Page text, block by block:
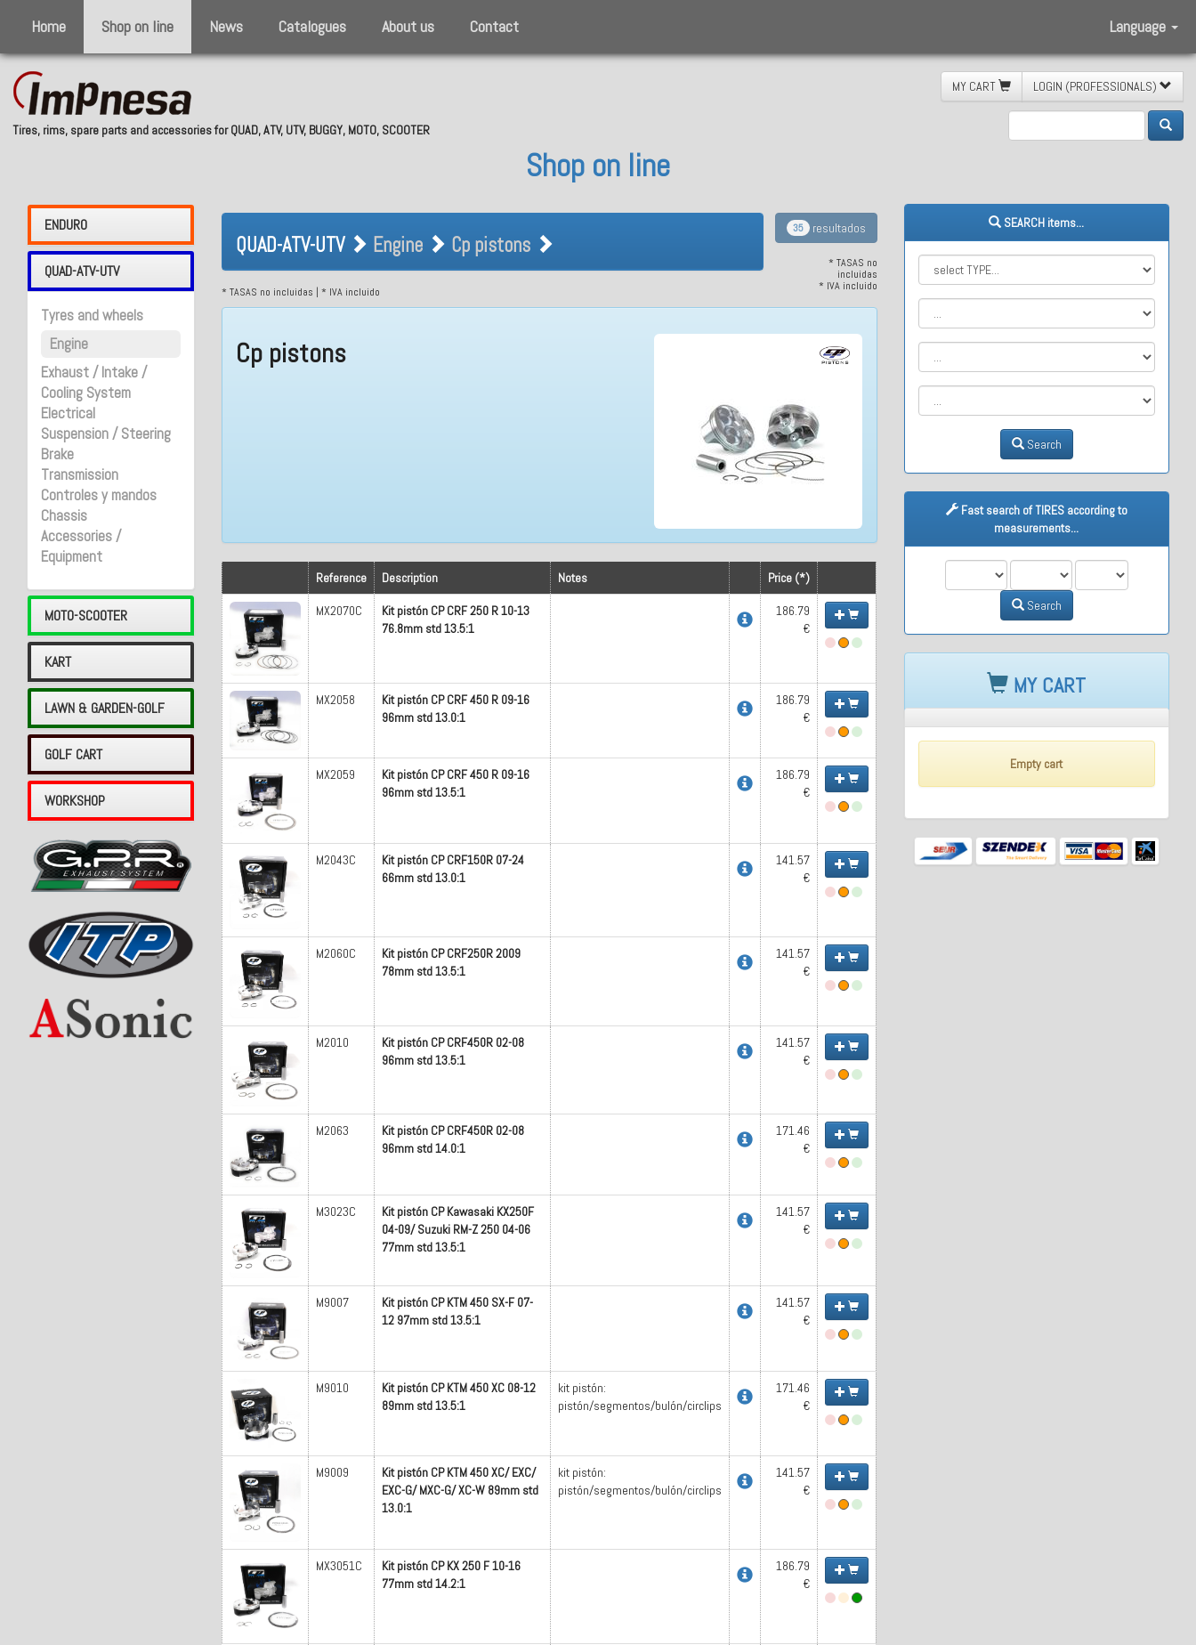
Home Shop on line News Catalogues About us Contact Language
Tires, rims, spare parts and accessories for QUAD, ATV, UTV, BUGGY, MOTO, SCOOTER
MY CART LOGIN (PROFESSIONALS)
Shop on line
ENDURO
QUAD-ATV-UTV
Tyres and wheels
Engine
Exhaust / Intake /
Cooling System
Electrical
Suspension / Steering
Brake
Transmission
Controles y mandos
Chassis
Accessories /
Equipment
MOTO-SCOOTER
KART
LAWN & GARDEN-GOLF
GOLF CART
WORKSHOP
QUAD-ATV-UTV Engine Cp pistons
QUAD-ATV-UTV Engine Cp pistons
35 resultados
* TASAS no
incluidas
* IVA incluido
* TASAS no incluidas | * IVA incluido
Cp pistons
Reference Description Notes Price (*)
MX2070C
Kit pistón CP CRF 250 R 10-13
76.8mm std 13.5:1
186.79
€
MX2058
Kit pistón CP CRF 450 R 09-16
96mm std 13.0:1
186.79
€
MX2059
Kit pistón CP CRF 450 R 09-16
96mm std 13.5:1
186.79
€
M2043C
Kit pistón CP CRF150R 07-24
66mm std 13.0:1
141.57
€
M2060C
Kit pistón CP CRF250R 2009
78mm std 13.5:1
141.57
€
M2010
Kit pistón CP CRF450R 02-08
96mm std 13.5:1
141.57
€
M2063
Kit pistón CP CRF450R 02-08
96mm std 14.0:1
171.46
€
M3023C
Kit pistón CP Kawasaki KX250F
04-09/ Suzuki RM-Z 250 04-06
77mm std 13.5:1
141.57
€
M9007
Kit pistón CP KTM 450 SX-F 07-
12 97mm std 13.5:1
141.57
€
M9010
Kit pistón CP KTM 450 XC 08-12
89mm std 13.5:1
kit pistón:
pistón/segmentos/bulón/circlips
171.46
€
M9009
Kit pistón CP KTM 450 XC/ EXC/
EXC-G/ MXC-G/ XC-W 89mm std
13.0:1
kit pistón:
pistón/segmentos/bulón/circlips
141.57
€
MX3051C
Kit pistón CP KX 250 F 10-16
77mm std 14.2:1
186.79
€
SEARCH items...
Search
Fast search of TIRES according to
measurements...
M1 M2 M3
Search
MY CART
Empty cart